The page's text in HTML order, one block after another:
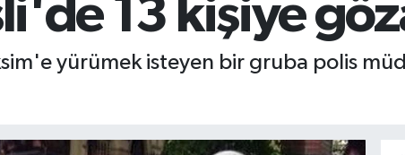
13 kişiye
yürümek isteyen bir gruba polis